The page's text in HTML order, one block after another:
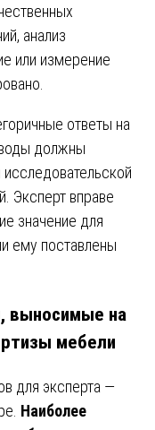
анализ
или измерение
ответы на
должны
Эксперт вправе
значение для
ему поставлены
выносимые на
мебели
для эксперта —
Наиболее